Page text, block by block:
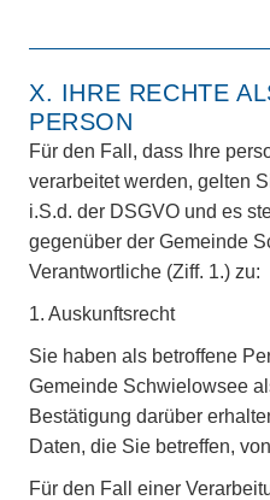
X. IHRE RECHTE
PERSON
Für den Fall, dass Ihre
verarbeitet werden, gelten
i.S.d. der DSGVO und es
gegenüber der Gemeinde
Verantwortliche (Ziff. 1.) zu:
1. Auskunftsrecht
Sie haben als betroffene
Gemeinde Schwielowsee
Bestätigung darüber
Daten, die Sie betreffen,
Für den Fall einer